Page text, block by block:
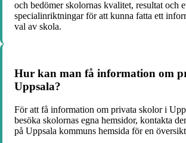
och bedömer skolornas kvalitet, resultat och
specialinriktningar för att kunna fatta ett
val av skola.
Hur kan man få information om
Uppsala?
För att få information om privata skolor i
besöka skolornas egna hemsidor, kontakta
på Uppsala kommuns hemsida för en